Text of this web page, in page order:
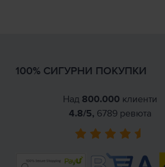
100% СИГУРНИ ПОКУПКИ
Над 800.000 клиенти
4.8/5, 6789 ревюта